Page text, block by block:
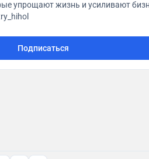
жизнь и усиливают бизнесы ⚙️ AI-агенты, Mini
Подписаться